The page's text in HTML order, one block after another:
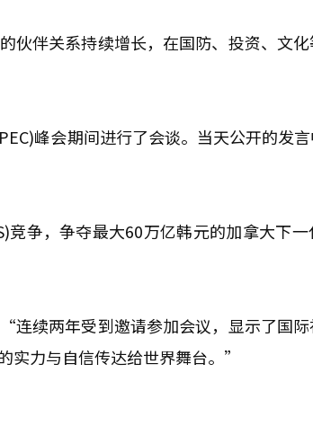
伴关系持续增长，在国防、投资、文
峰会期间进行了会谈。当天公开的发
争，争夺最大60万亿韩元的加拿大下
连续两年受到邀请参加会议，显示了国
实力与自信传达给世界舞台。”